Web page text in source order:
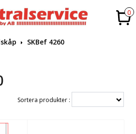
0
SKBef 4260
Sortera produkter :